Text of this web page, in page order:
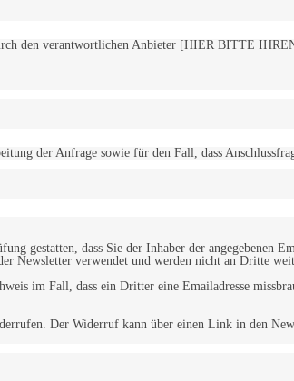
den verantwortlichen Anbieter [HIER BITTE
der Anfrage sowie für den Fall, dass
gestatten, dass Sie der Inhaber der angegebenen
Newsletter verwendet und werden nicht an Dritte
im Fall, dass ein Dritter eine Emailadresse
Der Widerruf kann über einen Link in den